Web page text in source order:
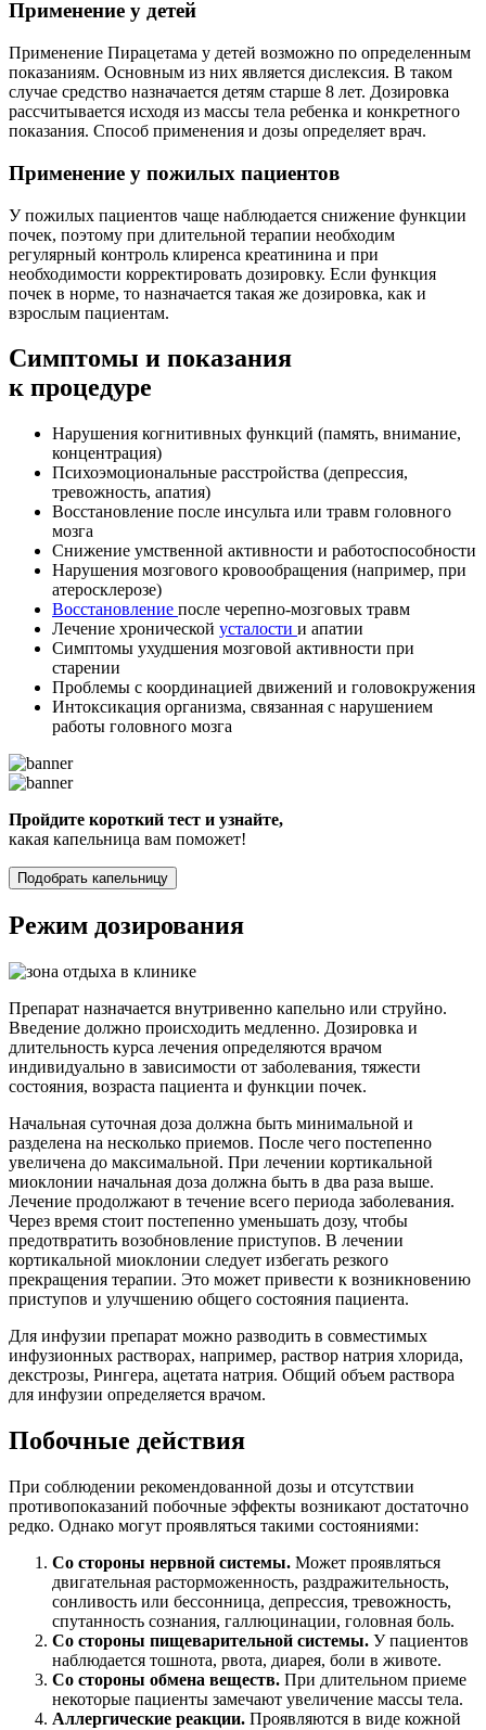
Применение у детей
Применение Пирацетама у детей возможно по определенным
показаниям. Основным из них является дислексия. В таком
случае средство назначается детям старше 8 лет. Дозировка
рассчитывается исходя из массы тела ребенка и конкретного
показания. Способ применения и дозы определяет врач.
Применение у пожилых пациентов
У пожилых пациентов чаще наблюдается снижение функции
почек, поэтому при длительной терапии необходим
регулярный контроль клиренса креатинина и при
необходимости корректировать дозировку. Если функция
почек в норме, то назначается такая же дозировка, как и
взрослым пациентам.
Симптомы и показания
к процедуре
Нарушения когнитивных функций (память, внимание,
концентрация)
Психоэмоциональные расстройства (депрессия,
тревожность, апатия)
Восстановление после инсульта или травм головного
мозга
Снижение умственной активности и работоспособности
Нарушения мозгового кровообращения (например, при
атеросклерозе)
Восстановление после черепно-мозговых травм
Лечение хронической усталости и апатии
Симптомы ухудшения мозговой активности при
старении
Проблемы с координацией движений и головокружения
Интоксикация организма, связанная с нарушением
работы головного мозга
Пройдите короткий тест и узнайте,
какая капельница вам поможет!
Подобрать капельницу
Режим дозирования
Препарат назначается внутривенно капельно или струйно.
Введение должно происходить медленно. Дозировка и
длительность курса лечения определяются врачом
индивидуально в зависимости от заболевания, тяжести
состояния, возраста пациента и функции почек.
Начальная суточная доза должна быть минимальной и
разделена на несколько приемов. После чего постепенно
увеличена до максимальной. При лечении кортикальной
миоклонии начальная доза должна быть в два раза выше.
Лечение продолжают в течение всего периода заболевания.
Через время стоит постепенно уменьшать дозу, чтобы
предотвратить возобновление приступов. В лечении
кортикальной миоклонии следует избегать резкого
прекращения терапии. Это может привести к возникновению
приступов и улучшению общего состояния пациента.
Для инфузии препарат можно разводить в совместимых
инфузионных растворах, например, раствор натрия хлорида,
декстрозы, Рингера, ацетата натрия. Общий объем раствора
для инфузии определяется врачом.
Побочные действия
При соблюдении рекомендованной дозы и отсутствии
противопоказаний побочные эффекты возникают достаточно
редко. Однако могут проявляться такими состояниями:
Со стороны нервной системы. Может проявляться
двигательная расторможенность, раздражительность,
сонливость или бессонница, депрессия, тревожность,
спутанность сознания, галлюцинации, головная боль.
Со стороны пищеварительной системы. У пациентов
наблюдается тошнота, рвота, диарея, боли в животе.
Со стороны обмена веществ. При длительном приеме
некоторые пациенты замечают увеличение массы тела.
Аллергические реакции. Проявляются в виде кожной